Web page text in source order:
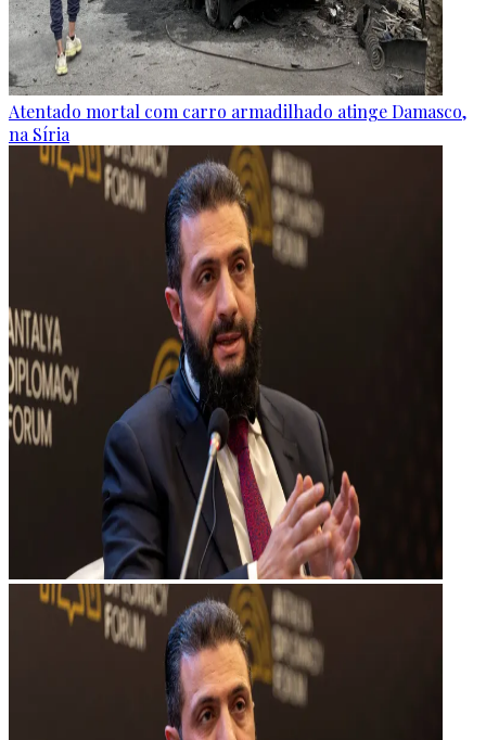
Atentado mortal com carro armadilhado atinge Damasco,
na Síria